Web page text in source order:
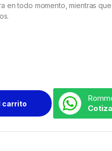
en todo momento, mientras
carrito